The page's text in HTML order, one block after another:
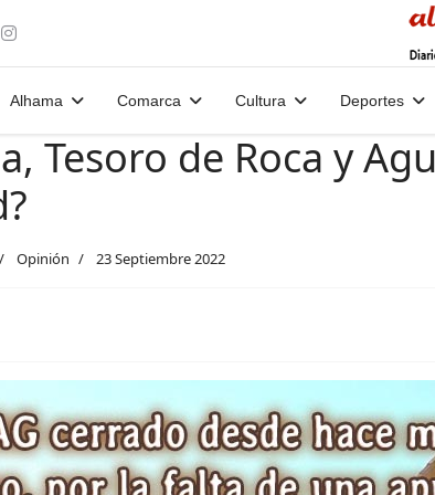
Alhama Comarca Cultura Deportes
Tesoro de Roca y
Opinión 23 Septiembre 2022